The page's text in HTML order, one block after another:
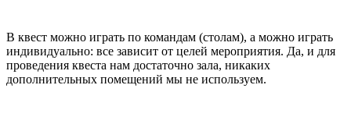
В квест можно играть по командам (столам), а можно играть
индивидуально: все зависит от целей мероприятия. Да, и для
проведения квеста нам достаточно зала, никаких
дополнительных помещений мы не используем.